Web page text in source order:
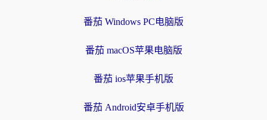
番茄 Windows PC电脑版
番茄 macOS苹果电脑版
番茄 ios苹果手机版
番茄 Android安卓手机版